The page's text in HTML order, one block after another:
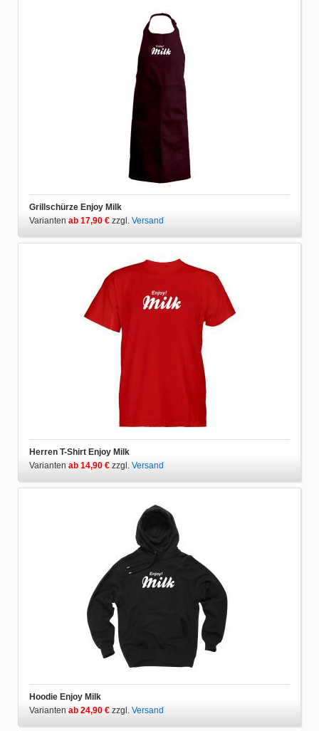
Grillschürze Enjoy Milk
Varianten ab 17,90 € zzgl. Versand
Herren T-Shirt Enjoy Milk
Varianten ab 14,90 € zzgl. Versand
Hoodie Enjoy Milk
Varianten ab 24,90 € zzgl. Versand